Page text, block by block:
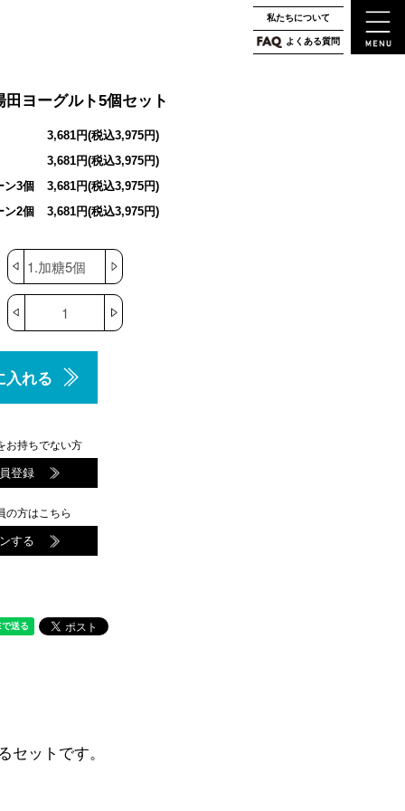
私たちについて
よくある質問
田ヨーグルト5個セット
3,681円(税込3,975円)
3,681円(税込3,975円)
ン3個
3,681円(税込3,975円)
ン2個
3,681円(税込3,975円)
入れる
お持ちでない方
登録
の方はこちら
する
セットです。